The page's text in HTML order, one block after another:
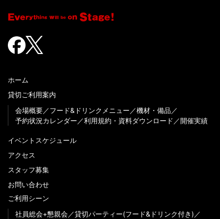
ホーム
貸切ご利用案内
会場概要
フード&ドリンクメニュー
機材・備品
予約状況カレンダー
利用規約・資料ダウンロード 開催実績
イベントスケジュール
アクセス
スタッフ募集
お問い合わせ
ご利用シーン
社員総会+懇親会
貸切パーティー(フード&ドリンク付き)